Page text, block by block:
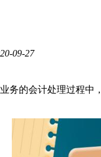
09-27
务的会计处理过程